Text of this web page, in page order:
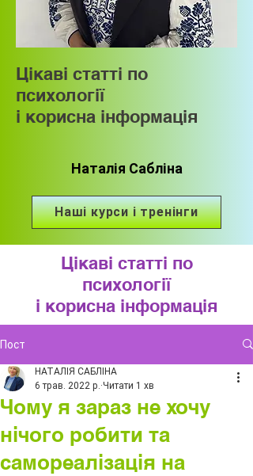
Цікаві статті по
психології
і корисна інформація
Наталія Сабліна
Наші курси і тренінги
Цікаві статті по
психології
і корисна інформація
Пост
Чому я зараз не хочу
нічого робити та
самореалізація на
НАТАЛІЯ САБЛІНА
6 трав. 2022 р. Читати 1 хв